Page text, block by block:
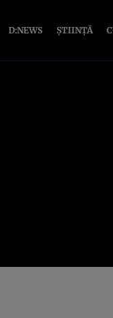
D:NEWS ȘTIINȚĂ